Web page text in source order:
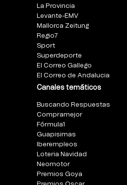
La Provincia
Levante-EMV
Mallorca Zeitung
Regio7
Sport
Superdeporte
El Correo Gallego
El Correo de Andalucia
Canales temáticos
Buscando Respuestas
Compramejor
Fórmula1
Guapisimas
Iberempleos
Loteria Navidad
Neomotor
Premios Goya